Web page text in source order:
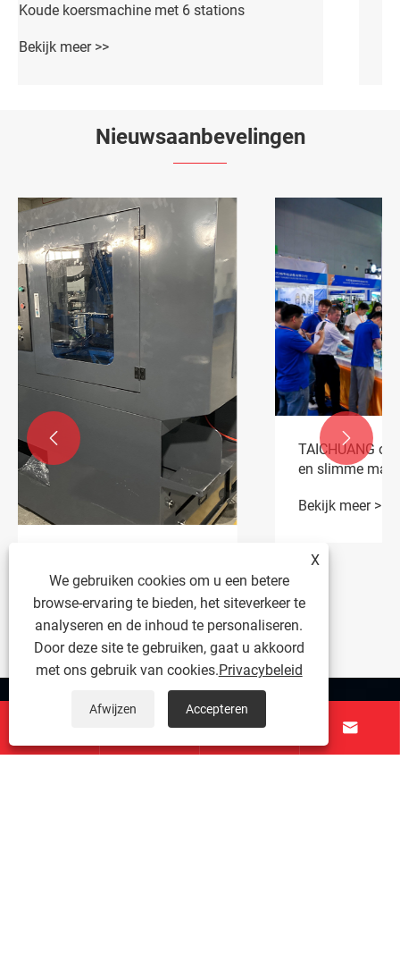
Koude koersmachine met 7 stations
Bekijk meer >>
Nieuwsaanbevelingen
TAICHUANG onthult geautomatiseerde tap-
en slimme magazijnoplossing voor de
productie van bevestigingsmiddelen
Bekijk meer >>
 
Producten
 
X
We gebruiken cookies om u een betere
browse-ervaring te bieden, het siteverkeer te
analyseren en de inhoud te personaliseren.
Door deze site te gebruiken, gaat u akkoord
met ons gebruik van cookies.Privacybeleid
Afwijzen Accepteren